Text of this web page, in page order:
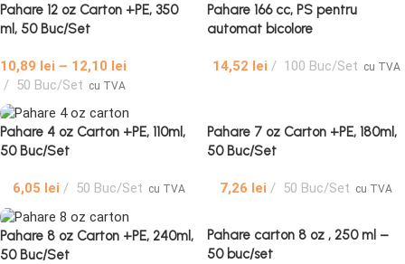
Pahare 12 oz Carton +PE, 350
ml, 50 Buc/Set
10,89 lei – 12,10 lei
50 Buc/Set cu TVA
Pahare 166 cc, PS pentru
automat bicolore
14,52 lei 100 Buc/Set cu TVA
Pahare 4 oz Carton +PE, 110ml,
50 Buc/Set
6,05 lei 50 Buc/Set cu TVA
Pahare 7 oz Carton +PE, 180ml,
50 Buc/Set
7,26 lei 50 Buc/Set cu TVA
Pahare 8 oz Carton +PE, 240ml,
50 Buc/Set
Pahare carton 8 oz , 250 ml –
50 buc/set